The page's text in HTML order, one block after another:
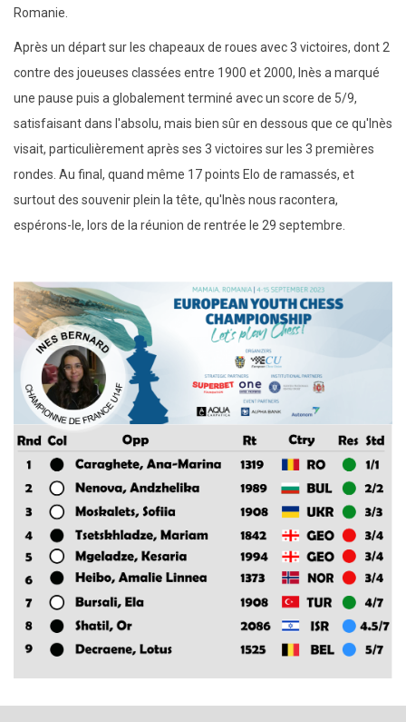
Romanie.
Après un départ sur les chapeaux de roues avec 3 victoires, dont 2
contre des joueuses classées entre 1900 et 2000, Inès a marqué
une pause puis a globalement terminé avec un score de 5/9,
satisfaisant dans l'absolu, mais bien sûr en dessous que ce qu'Inès
visait, particulièrement après ses 3 victoires sur les 3 premières
rondes. Au final, quand même 17 points Elo de ramassés, et
surtout des souvenir plein la tête, qu'Inès nous racontera,
espérons-le, lors de la réunion de rentrée le 29 septembre.